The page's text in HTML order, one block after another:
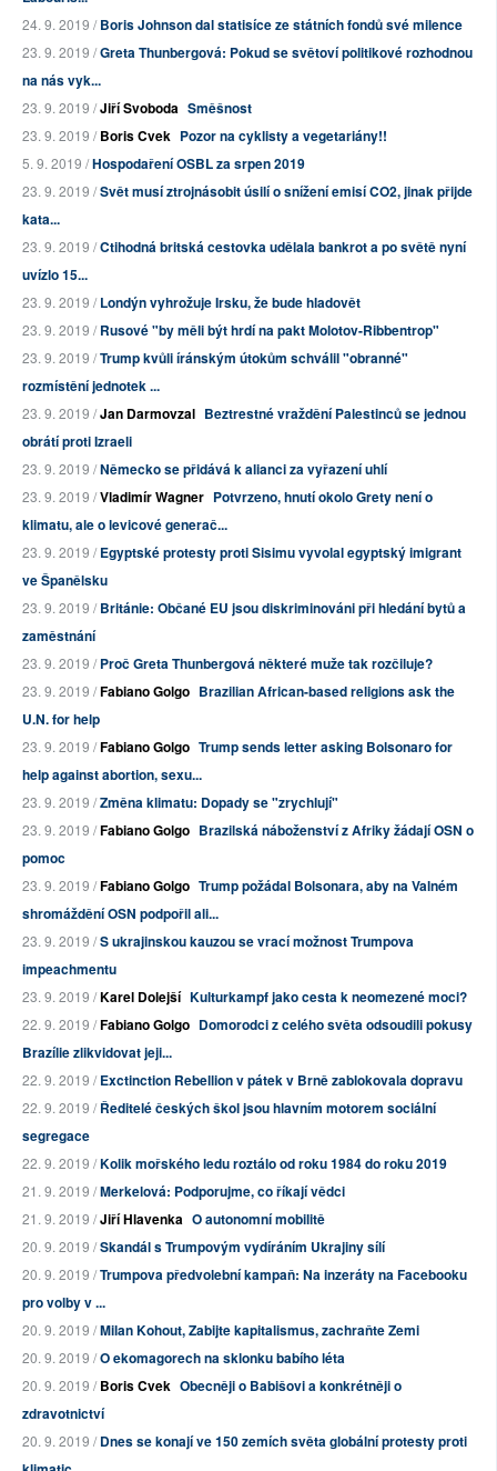
24. 9. 2019 /Boris Johnson dal statisíce ze státních fondů své milence
23. 9. 2019 /Greta Thunbergová: Pokud se světoví politikové rozhodnou
na nás vyk...
23. 9. 2019 /Jiří Svoboda Směšnost
23. 9. 2019 /Boris Cvek Pozor na cyklisty a vegetariány!!
5. 9. 2019 /Hospodaření OSBL za srpen 2019
23. 9. 2019 /Svět musí ztrojnásobit úsilí o snížení emisí CO2, jinak přijde
kata...
23. 9. 2019 /Ctihodná britská cestovka udělala bankrot a po světě nyní
uvízlo 15...
23. 9. 2019 /Londýn vyhrožuje Irsku, že bude hladovět
23. 9. 2019 /Rusové "by měli být hrdí na pakt Molotov-Ribbentrop"
23. 9. 2019 /Trump kvůli íránským útokům schválil "obranné"
rozmístění jednotek ...
23. 9. 2019 /Jan Darmovzal Beztrestné vraždění Palestinců se jednou
obrátí proti Izraeli
23. 9. 2019 /Německo se přidává k alianci za vyřazení uhlí
23. 9. 2019 /Vladimír Wagner Potvrzeno, hnutí okolo Grety není o
klimatu, ale o levicové generač...
23. 9. 2019 /Egyptské protesty proti Sisimu vyvolal egyptský imigrant
ve Španělsku
23. 9. 2019 /Británie: Občané EU jsou diskriminováni při hledání bytů a
zaměstnání
23. 9. 2019 /Proč Greta Thunbergová některé muže tak rozčiluje?
23. 9. 2019 /Fabiano Golgo Brazilian African-based religions ask the
U.N. for help
23. 9. 2019 /Fabiano Golgo Trump sends letter asking Bolsonaro for
help against abortion, sexu...
23. 9. 2019 /Změna klimatu: Dopady se "zrychlují"
23. 9. 2019 /Fabiano Golgo Brazilská náboženství z Afriky žádají OSN o
pomoc
23. 9. 2019 /Fabiano Golgo Trump požádal Bolsonara, aby na Valném
shromáždění OSN podpořil ali...
23. 9. 2019 /S ukrajinskou kauzou se vrací možnost Trumpova
impeachmentu
23. 9. 2019 /Karel Dolejší Kulturkampf jako cesta k neomezené moci?
22. 9. 2019 /Fabiano Golgo Domorodci z celého světa odsoudili pokusy
Brazílie zlikvidovat jeji...
22. 9. 2019 /Exctinction Rebellion v pátek v Brně zablokovala dopravu
22. 9. 2019 /Ředitelé českých škol jsou hlavním motorem sociální
segregace
22. 9. 2019 /Kolik mořského ledu roztálo od roku 1984 do roku 2019
21. 9. 2019 /Merkelová: Podporujme, co říkají vědci
21. 9. 2019 /Jiří Hlavenka O autonomní mobilitě
20. 9. 2019 /Skandál s Trumpovým vydíráním Ukrajiny sílí
20. 9. 2019 /Trumpova předvolební kampaň: Na inzeráty na Facebooku
pro volby v ...
20. 9. 2019 /Milan Kohout, Zabijte kapitalismus, zachraňte Zemi
20. 9. 2019 /O ekomagorech na sklonku babího léta
20. 9. 2019 /Boris Cvek Obecněji o Babišovi a konkrétněji o
zdravotnictví
20. 9. 2019 /Dnes se konají ve 150 zemích světa globální protesty proti